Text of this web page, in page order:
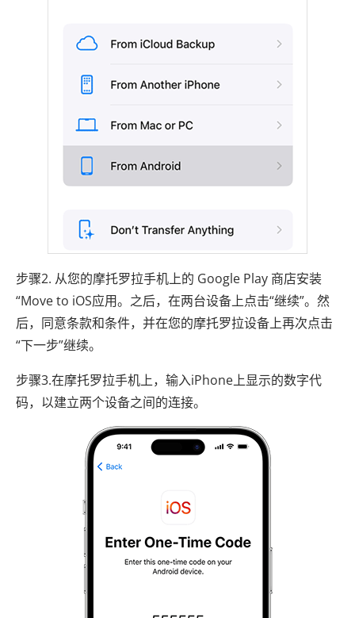
步骤2. 从您的摩托罗拉手机上的 Google Play 商店安装
“Move to iOS应用。之后，在两台设备上点击“继续”。然
后，同意条款和条件，并在您的摩托罗拉设备上再次点击
“下一步”继续。
步骤3.在摩托罗拉手机上，输入iPhone上显示的数字代
码，以建立两个设备之间的连接。